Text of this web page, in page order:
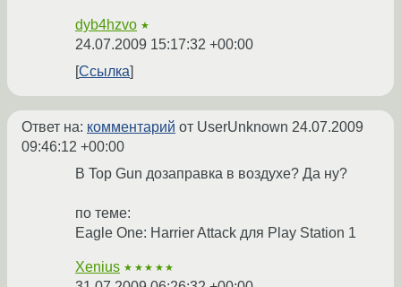
dyb4hzvo ★
24.07.2009 15:17:32 +00:00
Ссылка
Ответ на: комментарий от UserUnknown 24.07.2009
09:46:12 +00:00
В Top Gun дозаправка в воздухе? Да ну?
по теме:
Eagle One: Harrier Attack для Play Station 1
Xenius ★★★★★